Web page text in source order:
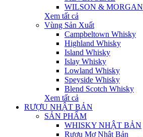
WILSON & MORGAN
Xem tất cả
Vùng Sản Xuất
Campbeltown Whisky
Highland Whisky
Island Whisky
Islay Whisky
Lowland Whisky
Speyside Whisky
Blend Scotch Whisky
Xem tất cả
RƯỢU NHẬT BẢN
SẢN PHẨM
WHISKY NHẬT BẢN
Rượu Mơ Nhật Bản